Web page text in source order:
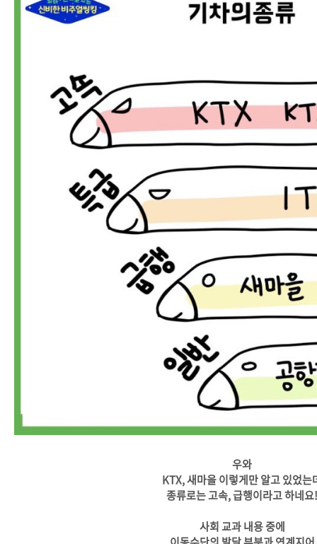
우와
KTX, 새마을 이렇게만 알고 있었는
종류로는 고속, 급행이라고 하네
사회 교과 내용 중에